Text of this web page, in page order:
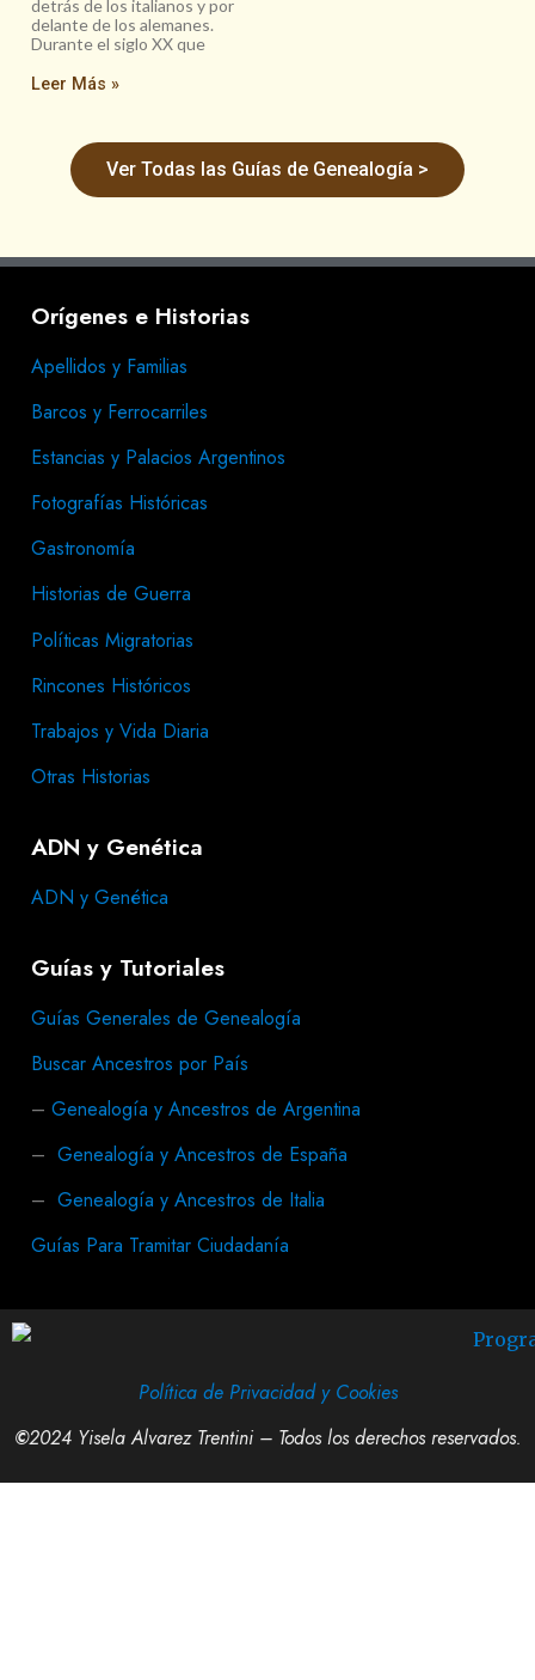
detrás de los italianos y por
delante de los alemanes.
Durante el siglo XX que
Leer Más »
Ver Todas las Guías de Genealogía >
Orígenes e Historias
Apellidos y Familias
Barcos y Ferrocarriles
Estancias y Palacios Argentinos
Fotografías Históricas
Gastronomía
Historias de Guerra
Políticas Migratorias
Rincones Históricos
Trabajos y Vida Diaria
Otras Historias
ADN y Genética
ADN y Genética
Guías y Tutoriales
Guías Generales de Genealogía
Buscar Ancestros por País
– Genealogía y Ancestros de Argentina
– Genealogía y Ancestros de España
– Genealogía y Ancestros de Italia
Guías Para Tramitar Ciudadanía
Política de Privacidad y Cookies
©2024 Yisela Alvarez Trentini – Todos los derechos reservados.